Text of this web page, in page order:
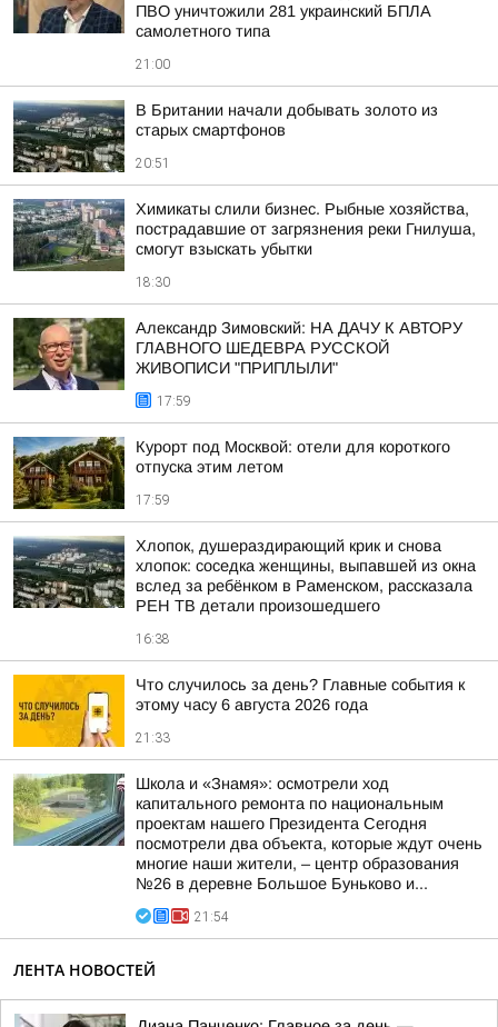
ПВО уничтожили 281 украинский БПЛА
самолетного типа
21:00
В Британии начали добывать золото из
старых смартфонов
20:51
Химикаты слили бизнес. Рыбные хозяйства,
пострадавшие от загрязнения реки Гнилуша,
смогут взыскать убытки
18:30
Александр Зимовский: НА ДАЧУ К АВТОРУ
ГЛАВНОГО ШЕДЕВРА РУССКОЙ
ЖИВОПИСИ "ПРИПЛЫЛИ"
17:59
Курорт под Москвой: отели для короткого
отпуска этим летом
17:59
Хлопок, душераздирающий крик и снова
хлопок: соседка женщины, выпавшей из окна
вслед за ребёнком в Раменском, рассказала
РЕН ТВ детали произошедшего
16:38
Что случилось за день? Главные события к
этому часу 6 августа 2026 года
21:33
Школа и «Знамя»: осмотрели ход
капитального ремонта по национальным
проектам нашего Президента Сегодня
посмотрели два объекта, которые ждут очень
многие наши жители, – центр образования
№26 в деревне Большое Буньково и...
21:54
ЛЕНТА НОВОСТЕЙ